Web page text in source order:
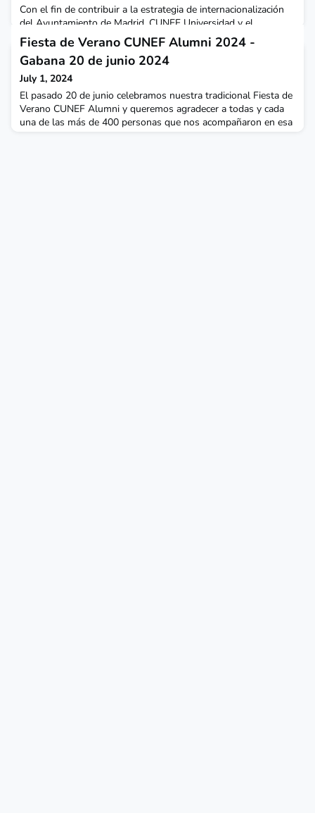
Con el fin de contribuir a la estrategia de internacionalización
del Ayuntamiento de Madrid, CUNEF Universidad y el
Ayuntamiento de Madrid organizan esta jornada en la que se
analizarán los determinantes de la inversión extranjera desde
dos puntos de vista. La sesión se celebrará el próximo
miércoles, 3 de julio, a las 9.30h, en el Aula Magna del Campus
Almansa (Calle de Almansa 101, Madrid).
Fiesta de Verano CUNEF Alumni 2024 -
Gabana 20 de junio 2024
July 1, 2024
El pasado 20 de junio celebramos nuestra tradicional Fiesta de
Verano CUNEF Alumni y queremos agradecer a todas y cada
una de las más de 400 personas que nos acompañaron en esa